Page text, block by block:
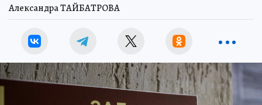
Александра ТАЙБАТРОВА